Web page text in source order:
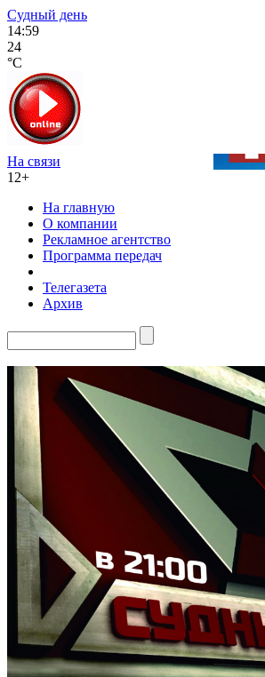
Судный день
14:59
24
°C
На связи
12+
На главную
О компании
Рекламное агентство
Программа передач
Телегазета
Архив